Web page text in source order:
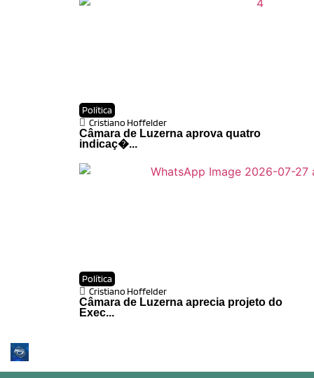
Política
Cristiano Hoffelder
Câmara de Luzerna aprova quatro
indicaç�...
Política
Cristiano Hoffelder
Câmara de Luzerna aprecia projeto do
Exec...